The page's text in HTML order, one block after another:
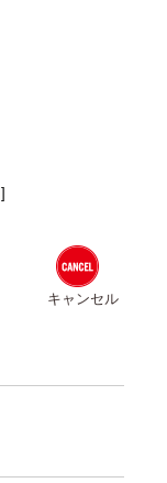
]
キャンセル